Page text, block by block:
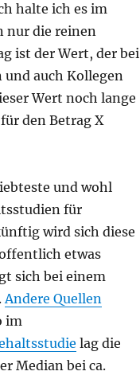
halte ich es im
nur die reinen
ist der Wert, der bei
auch Kollegen
Wert noch lange
den Betrag X
und wohl
für
wird sich diese
etwas
sich bei einem
Andere Quellen
im
lag die
Median bei ca.